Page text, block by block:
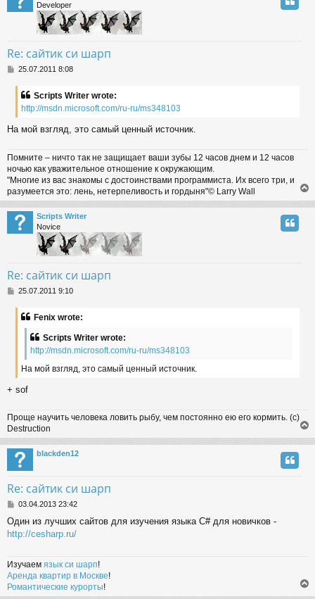
Developer
Re: сайтик си шарп
P25.07.2011 8:08
Scripts Writer wrote:
http://msdn.microsoft.com/ru-ru/ms348103
На мой взгляд, это самый ценный источник.
Помните – ничто так не защищает ваши зубы 12 часов днем и 12 часов
ночью как уважительное отношение к окружающим.
"Многие из вас знакомы с достоинствами программиста. Их всего три, и
разумеется это: лень, нетерпеливость и гордыня"© Larry Wall
o
p
Scripts Writer
Novice
Re: сайтик си шарп
P25.07.2011 9:10
Fenix wrote:
Scripts Writer wrote:
http://msdn.microsoft.com/ru-ru/ms348103
На мой взгляд, это самый ценный источник.
+ sof
Проще научить человека ловить рыбу, чем постоянно ею его кормить. (с)
Destruction
o
p
blackden12
Re: сайтик си шарп
P
s
t
03.04.2013 23:42
Один из лучших сайтов для изучения языка C# для новичков -
http://cesharp.ru/
Изучаем язык си шарп!
Аренда квартир в Москве!
Романтические курорты!
o